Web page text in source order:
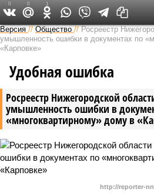
Версия в Кирове
Версия //Общество //Росреестр
умышленность ошибки в документах по
«Карповке»
Росреестр Нижегородской
умышленность ошибки в
«многоквартирному» дому в
Удобная ошибка
http://reporter-
0 0 1